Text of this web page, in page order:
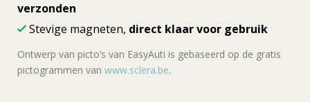
verzonden
Stevige magneten, direct klaar voor gebruik
Ontwerp van picto’s van EasyAuti is gebaseerd op de gratis
pictogrammen van www.sclera.be.